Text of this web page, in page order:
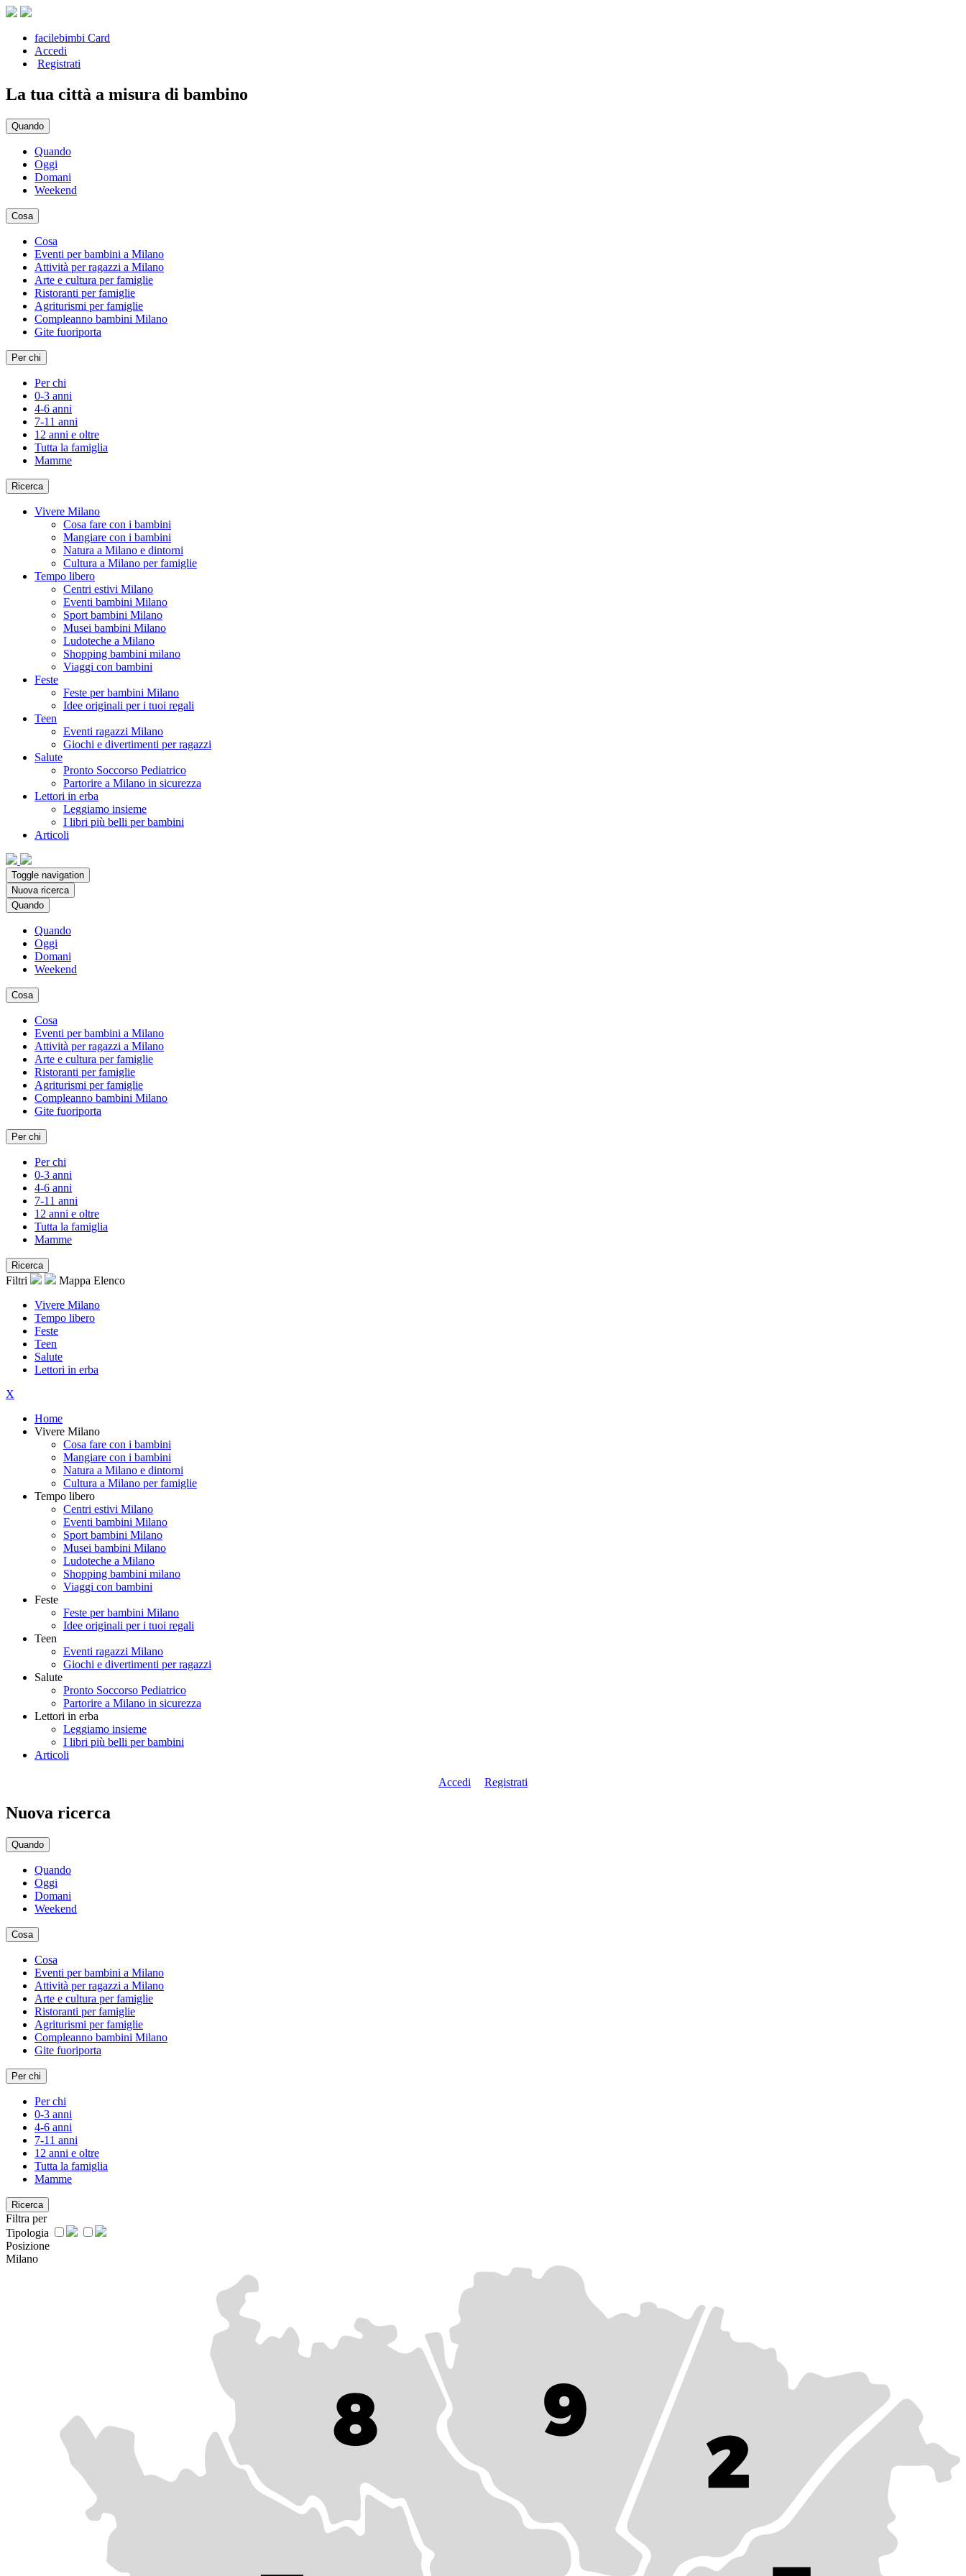
facilebimbi Card
Accedi
Registrati
La tua città a misura di bambino
Quando
Quando
Oggi
Domani
Weekend
Cosa
Cosa
Eventi per bambini a Milano
Attività per ragazzi a Milano
Arte e cultura per famiglie
Ristoranti per famiglie
Agriturismi per famiglie
Compleanno bambini Milano
Gite fuoriporta
Per chi
Per chi
0-3 anni
4-6 anni
7-11 anni
12 anni e oltre
Tutta la famiglia
Mamme
Ricerca
Vivere Milano
Cosa fare con i bambini
Mangiare con i bambini
Natura a Milano e dintorni
Cultura a Milano per famiglie
Tempo libero
Centri estivi Milano
Eventi bambini Milano
Sport bambini Milano
Musei bambini Milano
Ludoteche a Milano
Shopping bambini milano
Viaggi con bambini
Feste
Feste per bambini Milano
Idee originali per i tuoi regali
Teen
Eventi ragazzi Milano
Giochi e divertimenti per ragazzi
Salute
Pronto Soccorso Pediatrico
Partorire a Milano in sicurezza
Lettori in erba
Leggiamo insieme
I libri più belli per bambini
Articoli
Toggle navigation
Nuova ricerca
Quando
Quando
Oggi
Domani
Weekend
Cosa
Cosa
Eventi per bambini a Milano
Attività per ragazzi a Milano
Arte e cultura per famiglie
Ristoranti per famiglie
Agriturismi per famiglie
Compleanno bambini Milano
Gite fuoriporta
Per chi
Per chi
0-3 anni
4-6 anni
7-11 anni
12 anni e oltre
Tutta la famiglia
Mamme
Ricerca
Filtri Mappa Elenco
Vivere Milano
Tempo libero
Feste
Teen
Salute
Lettori in erba
X
Home
Vivere Milano
Cosa fare con i bambini
Mangiare con i bambini
Natura a Milano e dintorni
Cultura a Milano per famiglie
Tempo libero
Centri estivi Milano
Eventi bambini Milano
Sport bambini Milano
Musei bambini Milano
Ludoteche a Milano
Shopping bambini milano
Viaggi con bambini
Feste
Feste per bambini Milano
Idee originali per i tuoi regali
Teen
Eventi ragazzi Milano
Giochi e divertimenti per ragazzi
Salute
Pronto Soccorso Pediatrico
Partorire a Milano in sicurezza
Lettori in erba
Leggiamo insieme
I libri più belli per bambini
Articoli
Accedi Registrati
Nuova ricerca
Quando
Quando
Oggi
Domani
Weekend
Cosa
Cosa
Eventi per bambini a Milano
Attività per ragazzi a Milano
Arte e cultura per famiglie
Ristoranti per famiglie
Agriturismi per famiglie
Compleanno bambini Milano
Gite fuoriporta
Per chi
Per chi
0-3 anni
4-6 anni
7-11 anni
12 anni e oltre
Tutta la famiglia
Mamme
Ricerca
Filtra per
Tipologia
Posizione
Milano